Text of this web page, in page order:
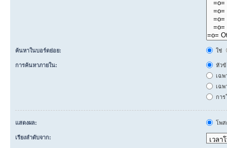
ค้นหาในบอร์ดย่อย: ใช่
การค้นหาภายใน:
หัว
เฉ
เฉ
กา
แสดงผล: โพส
เรียงลำดับจาก: